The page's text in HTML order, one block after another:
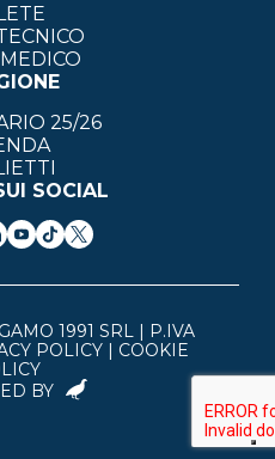
25/26
SOCIAL
1991 SRL | P.IVA
POLICY | COOKIE
BY